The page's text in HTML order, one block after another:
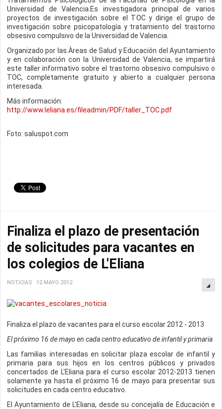
Universidad de Valencia.Es investigadora principal de varios
proyectos de investigación sobre el TOC y dirige el grupo de
investigación sobre psicopatología y tratamiento del trastorno
obsesivo compulsivo de la Universidad de Valencia.
Organizado por las Àreas de Salud y Educación del Ayuntamiento
y en colaboración con la Universidad de Valencia, se impartirá
este taller informativo sobre el trastorno obsesivo compulsivo o
TOC, completamente gratuito y abierto a cualquier persona
interesada.
Más información:
http://www.leliana.es/fileadmin/PDF/taller_TOC.pdf
Foto: saluspot.com
Finaliza el plazo de presentación
de solicitudes para vacantes en
los colegios de L'Eliana
NOTICIAS 12 MAYO 2012
Finaliza el plazo de vacantes para el curso escolar 2012 - 2013
El próximo 16 de mayo en cada centro educativo de infantil y primaria
Las familias interesadas en solicitar plaza escolar de infantil y
primaria para sus hijos en los centros públicos y privados
concertados de L'Eliana para el curso escolar 2012-2013 tienen
solamente ya hasta el próximo 16 de mayo para presentar sus
solicitudes en cada centro educativo.
El Ayuntamiento de L'Eliana, desde su concejalía de Educación e